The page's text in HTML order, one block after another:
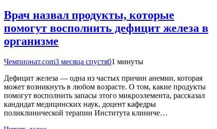
Врач назвал продукты, которые
помогут восполнить дефицит железа в
организме
Чемпионат.com3 месяца спустя01 минуты
Дефицит железа — одна из частых причин анемии, которая
может возникнуть в любом возрасте. О том, какие продукты
помогут восполнить запасы этого микроэлемента, рассказал
кандидат медицинских наук, доцент кафедры
поликлинической терапии Института клиниче…